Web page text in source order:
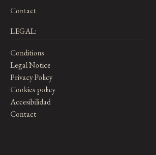
Contact
LEGAL:
Conditions
Legal Notice
Privacy Policy
Cookies policy
Accesibilidad
Contact